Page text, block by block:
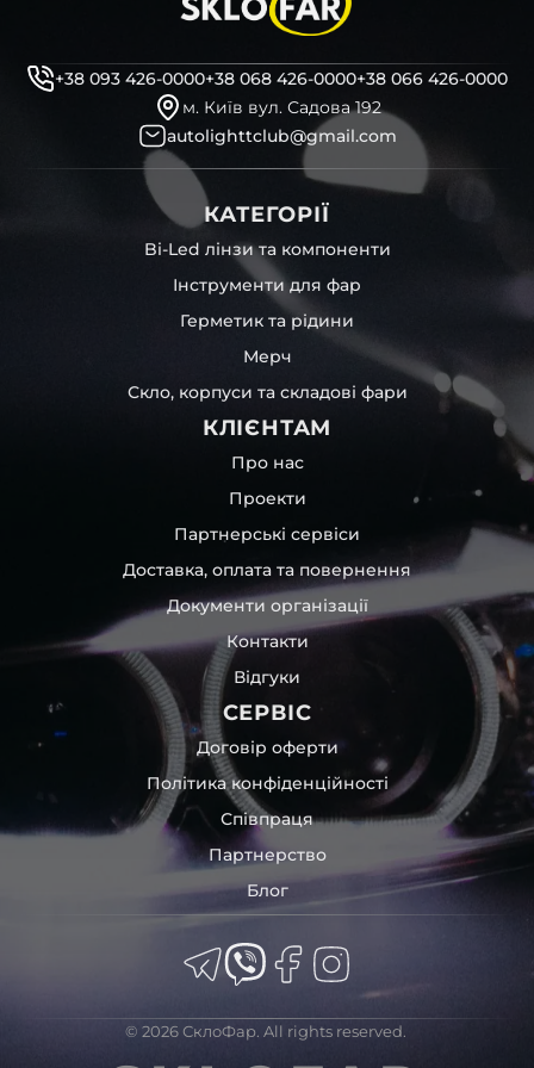
декоративні маски
професійні інструменти для розбору фари
бутиловий герметик для збору фари
рідини для розбирання фари
і також для автомобілів
Volkswagen Hyundai
та інших, які будуть на 100 % сумісними із
оригінальною фарою вашої моделі авто.
Фотографії скла і корпусів, розміщені на сайті –
автентичні та унікальні. Зроблені за допомогою
професійного обладнання у нашому офісі та оптовому
складі в Києві. З метою захисту від недозволеного
копіювання – на всіх фотографіях розміщений водяний
знак із нашим логотипом – для швидкої ідентифікації.
Без письмового дозволу заборонено використовувати
будь-які фотографії з нашого веб-сайту.
Можна придбати окремо як одне скло чи корпус,
так і пару чи комплект. Кожну одиницю товару наші
співробітники на складі ретельно перевіряють та
дбайливо запаковують спочатку у декілька шарів
захисної стрейч-плівки, потім у додаткову плівку з
повітрям – і все це повноцінно захищає скло фари під
час перевезення та цілком прибирає вірогідність
пошкодження товару внаслідок механічних впливів під
час транспортування поштою.
Детальніше про доставку…
Комплектація товару виробника та зовнішній вигляд
товару можуть відрізнятися від фотографій,
представлених на сайті.
Якщо ви шукаєте такі послуги, як заміна скла фари,
розпакування та перепакування фар, відновлення та
ремонт фар, заміна лінз Xenon LED BI-LED, ремонт скла,
корпусу та кріплення фари, налаштування світла,
коригування, діагностика та полірування фари, наші
партнерські сервіси готові надати допомогу по всій
тисячі задоволених клієнтів. Розмаїття вибору, постійна
наявність на складі, свіжі поступлення, доступна ціна,
Із часом передня фара BMW може мати такі проблеми:
+38 093 426-0000+38 068 426-0000+38 066 426-0000
м. Київ вул. Садова 192
autolighttclub@gmail.com
КАТЕГОРІЇ
Bi-Led лінзи та компоненти
Інструменти для фар
Герметик та рідини
Мерч
Скло, корпуси та складові фари
КЛІЄНТАМ
Про нас
Проекти
Партнерські сервіси
Доставка, оплата та повернення
Документи організації
Контакти
Відгуки
СЕРВІС
Договір оферти
Політика конфіденційності
Співпраця
Партнерство
Блог
© 2026 СклоФар. All rights reserved.